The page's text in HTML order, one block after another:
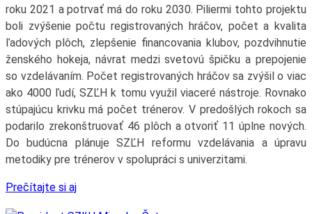
roku 2021 a potrvať má do roku 2030. Piliermi tohto projektu
boli zvýšenie počtu registrovaných hráčov, počet a kvalita
ľadových plôch, zlepšenie financovania klubov, pozdvihnutie
ženského hokeja, návrat medzi svetovú špičku a prepojenie
so vzdelávaním. Počet registrovaných hráčov sa zvýšil o viac
ako 4000 ľudí, SZĽH k tomu využil viaceré nástroje. Rovnako
stúpajúcu krivku má počet trénerov. V predošlých rokoch sa
podarilo zrekonštruovať 46 plôch a otvoriť 11 úplne nových.
Do budúcna plánuje SZĽH reformu vzdelávania a úpravu
metodiky pre trénerov v spolupráci s univerzitami.
Prečítajte si aj